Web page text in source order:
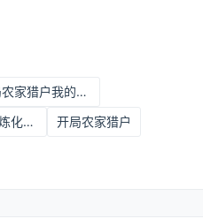
开局农家猎户我的弓箭可以炼化万物林东小说名字
我的弓箭可以炼化万物(林东)
开局农家猎户